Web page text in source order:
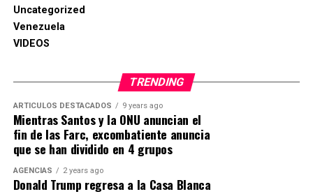
Uncategorized
Venezuela
VIDEOS
TRENDING
ARTICULOS DESTACADOS 9 years ago
Mientras Santos y la ONU anuncian el
fin de las Farc, excombatiente anuncia
que se han dividido en 4 grupos
AGENCIAS 2 years ago
Donald Trump regresa a la Casa Blanca